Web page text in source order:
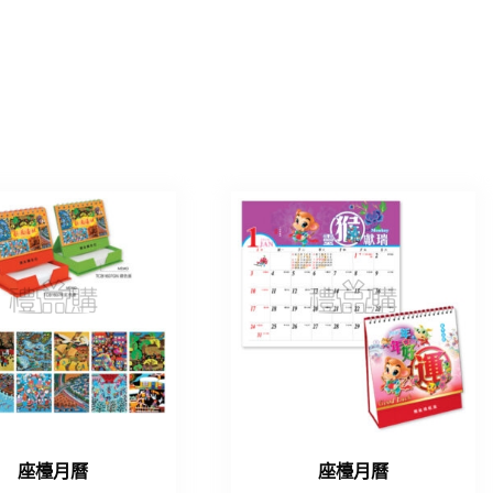
座檯月曆 座檯月曆